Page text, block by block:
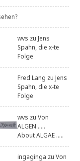
wvs zuJens
Spahn, die x-te
Folge
Fred Lang zuJens
Spahn, die x-te
Folge
wvs zuVon
ALGEN .....
About ALGAE .....
ingaginga zuVon